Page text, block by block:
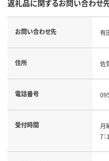
返礼品に関するお問い合わせ
お問い合わせ先 有
住所 佐
電話番号
受付時間
月
7：